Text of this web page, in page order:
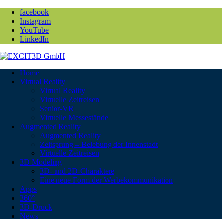
facebook
Instagram
YouTube
LinkedIn
Home
Virtual Reality
Virtual Reality
Virtuelle Zeitreisen
Senior-VR
Virtuelle Messestände
Augmented Reality
Augmented Reality
Zeitsprung – Belebung der Innenstadt
Virtuelle Zeitreisen
3D Modeling
3D- und 2D-Charaktere
Eine neue Form der Werbekommunikation
Apps
360°
3D-Druck
News